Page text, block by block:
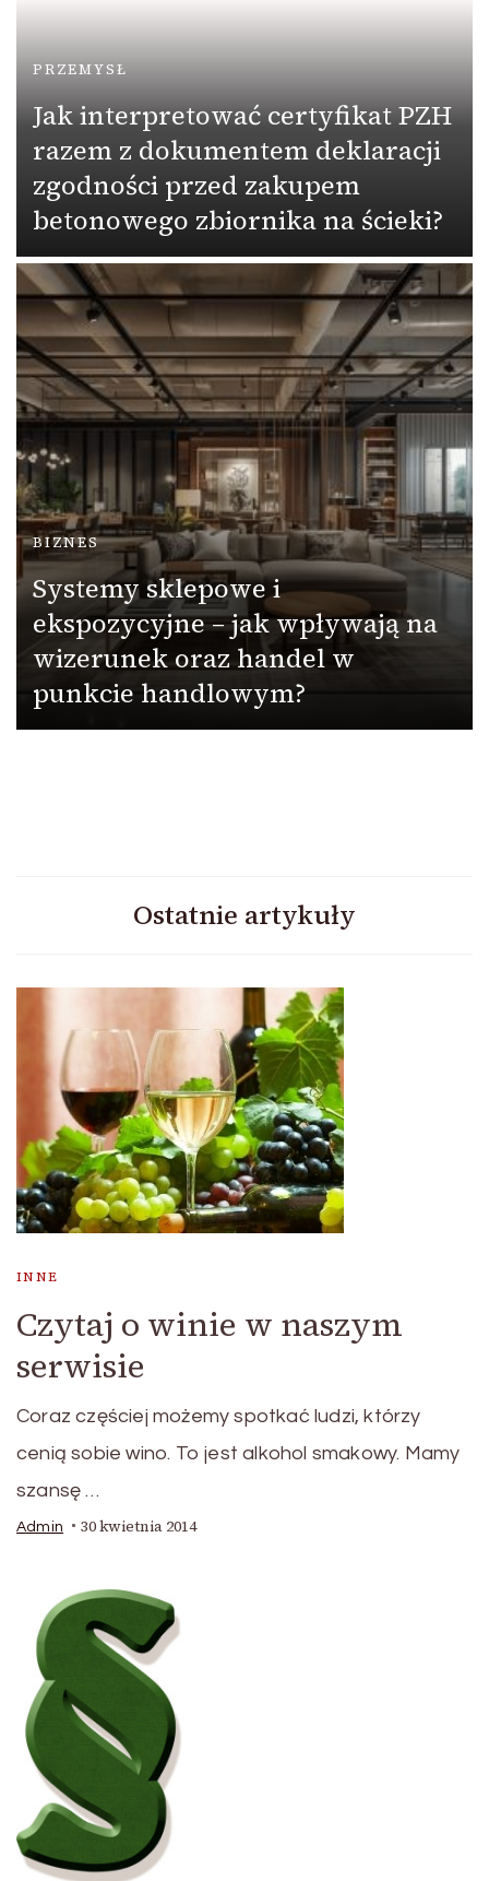
PRZEMYSŁ
Jak interpretować certyfikat PZH
razem z dokumentem deklaracji
zgodności przed zakupem
betonowego zbiornika na ścieki?
BIZNES
Systemy sklepowe i
ekspozycyjne – jak wpływają na
wizerunek oraz handel w
punkcie handlowym?
Ostatnie artykuły
INNE
Czytaj o winie w naszym
serwisie
Coraz częściej możemy spotkać ludzi, którzy
cenią sobie wino. To jest alkohol smakowy. Mamy
szansę …
Admin 30 kwietnia 2014